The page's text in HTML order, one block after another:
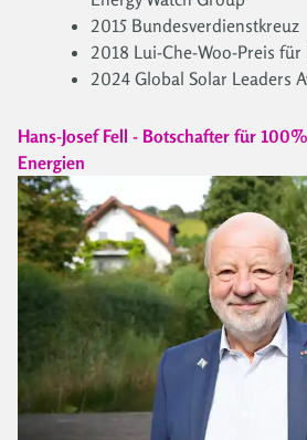
2015 Bundesverdienstkreuz
2018 Lui-Che-Woo-Preis
2024 Global Solar Leaders
Hans-Josef Fell - Botschafter für
Energien